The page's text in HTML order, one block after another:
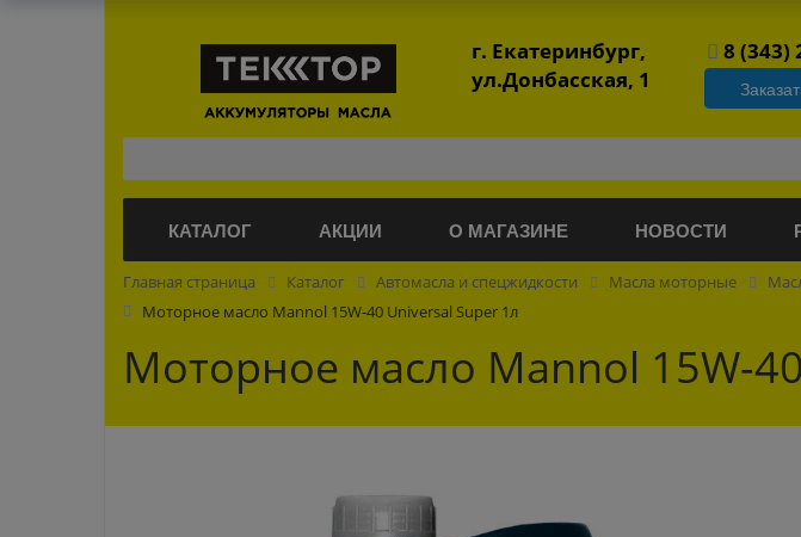
г. Екатеринбург,
ул.Донбасская, 1
8 (343)
КАТАЛОГ АКЦИИ О МАГАЗИНЕ НОВОСТИ
Главная страница Каталог Автомасла и спецжидкости Масла моторные
Моторное масло Mannol 15W-40 Universal Super 1л
Моторное масло Mannol 15W-